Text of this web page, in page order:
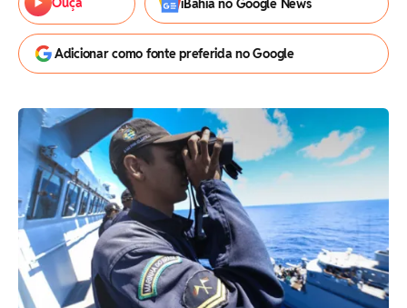
iBahia no Google News
Adicionar como fonte preferida no Google